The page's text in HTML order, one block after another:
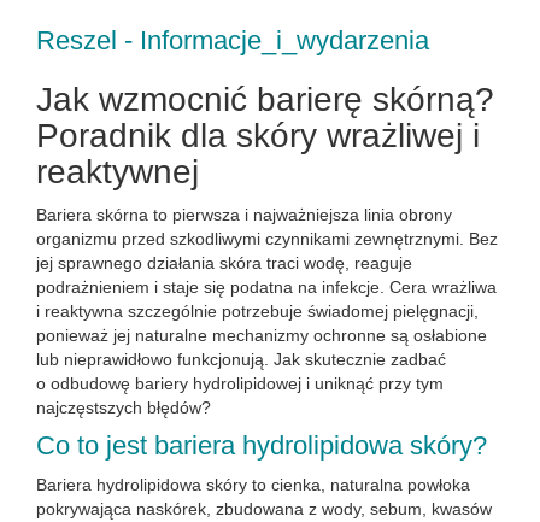
Reszel - Informacje_i_wydarzenia
Jak wzmocnić barierę skórną?
Poradnik dla skóry wrażliwej i
reaktywnej
Bariera skórna to pierwsza i najważniejsza linia obrony
organizmu przed szkodliwymi czynnikami zewnętrznymi. Bez
jej sprawnego działania skóra traci wodę, reaguje
podrażnieniem i staje się podatna na infekcje. Cera wrażliwa
i reaktywna szczególnie potrzebuje świadomej pielęgnacji,
ponieważ jej naturalne mechanizmy ochronne są osłabione
lub nieprawidłowo funkcjonują. Jak skutecznie zadbać
o odbudowę bariery hydrolipidowej i uniknąć przy tym
najczęstszych błędów?
Co to jest bariera hydrolipidowa skóry?
Bariera hydrolipidowa skóry to cienka, naturalna powłoka
pokrywająca naskórek, zbudowana z wody, sebum, kwasów